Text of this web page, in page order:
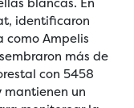
identificaron
como Ampelis
más de
con 5458
mantienen un